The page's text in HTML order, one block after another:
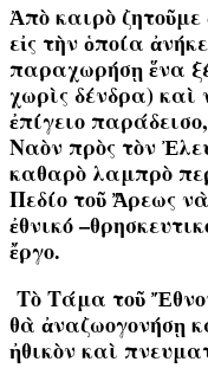
Ἀπὸ καιρὸ
εἰς τὴν ὁποία
παραχωρήσῃ ἕνα
χωρὶς δένδρα)
ἐπίγειο
Ναὸν πρὸς τὸν
καθαρὸ λαμπρὸ
Πεδίο τοῦ Ἄρεως
ἐθνικό
ἔργο.
Τὸ Τάμα τοῦ
θὰ ἀναζωογονήσῃ
ἠθικὸν καὶ